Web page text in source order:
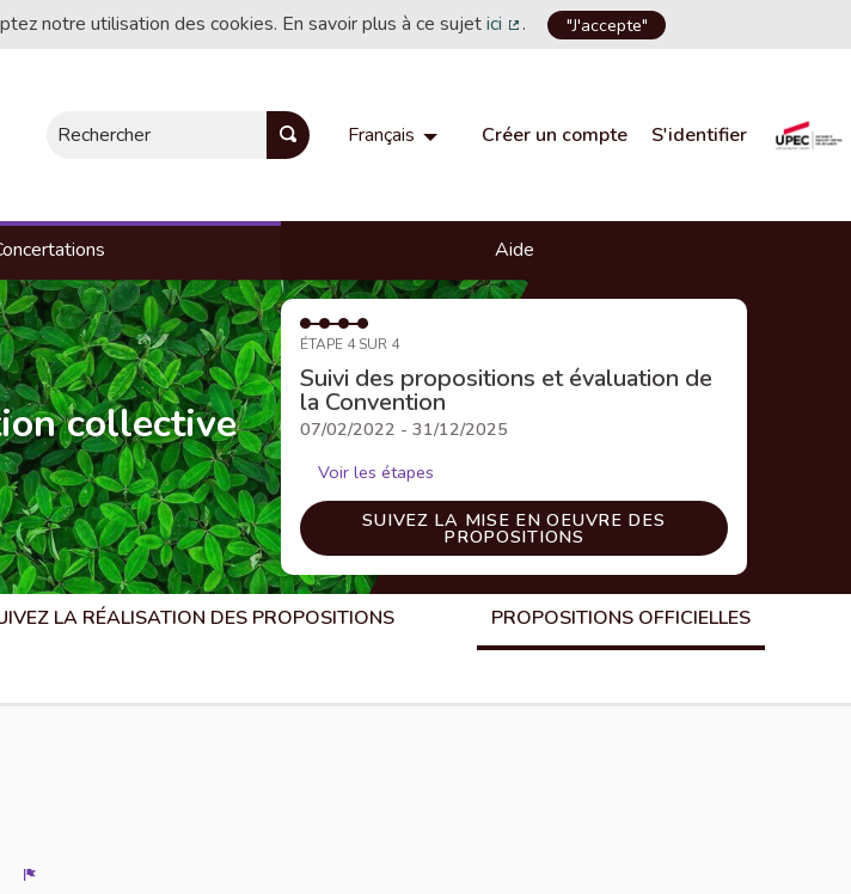
notre utilisation des cookies. En savoir plus à ce sujetici
(Lien externe)
. "J'accepte"
Rechercher Français Choisir la langueChoose language
Créer un compte S'identifier
Aide
collective
ÉTAPE 4 SUR 4
Suivi des propositions et évaluation de
la Convention
07/02/2022 - 31/12/2025
Voir les étapes
SUIVEZ LA MISE EN OEUVRE DES
PROPOSITIONS
LA RÉALISATION DES PROPOSITIONS PROPOSITIONS OFFICIELLES